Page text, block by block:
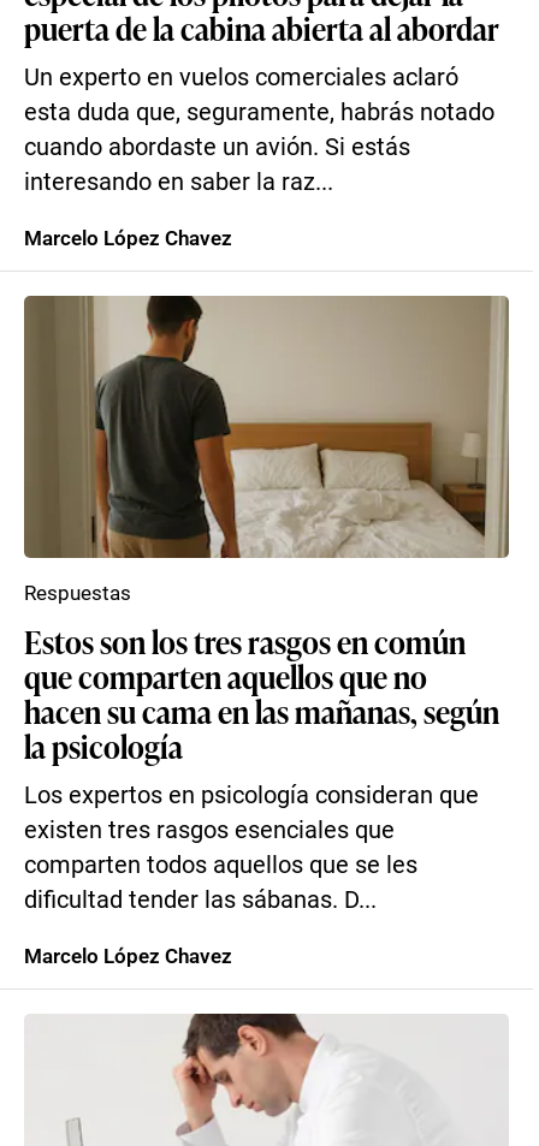
puerta de la cabina abierta al abordar
Un experto en vuelos comerciales aclaró
esta duda que, seguramente, habrás notado
cuando abordaste un avión. Si estás
interesando en saber la raz...
Marcelo López Chavez
Estos son los tres rasgos en común
que comparten aquellos que no
hacen su cama en las mañanas, según
la psicología
Los expertos en psicología consideran que
existen tres rasgos esenciales que
comparten todos aquellos que se les
dificultad tender las sábanas. D...
Respuestas
Marcelo López Chavez